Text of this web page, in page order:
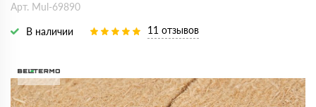
Арт. Mul-69890
В наличии 11 отзывов